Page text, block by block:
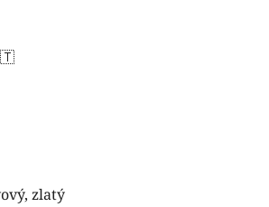
zlatý